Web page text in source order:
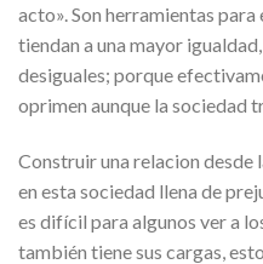
acto». Son herramientas
tiendan a una mayor
desiguales; porque
oprimen aunque la sociedad
Construir una relacion
en esta sociedad llena de
es difícil para algunos ver a
también tiene sus cargas,